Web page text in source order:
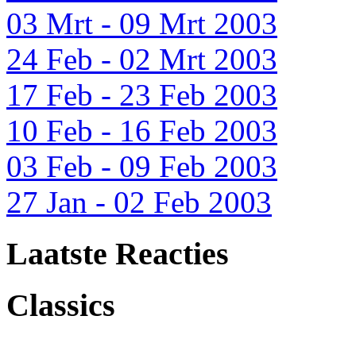
03 Mrt - 09 Mrt 2003
24 Feb - 02 Mrt 2003
17 Feb - 23 Feb 2003
10 Feb - 16 Feb 2003
03 Feb - 09 Feb 2003
27 Jan - 02 Feb 2003
Laatste Reacties
Classics